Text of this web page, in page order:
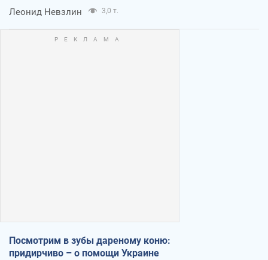
Леонид Невзлин 3,0 т.
Посмотрим в зубы дареному коню:
придирчиво – о помощи Украине